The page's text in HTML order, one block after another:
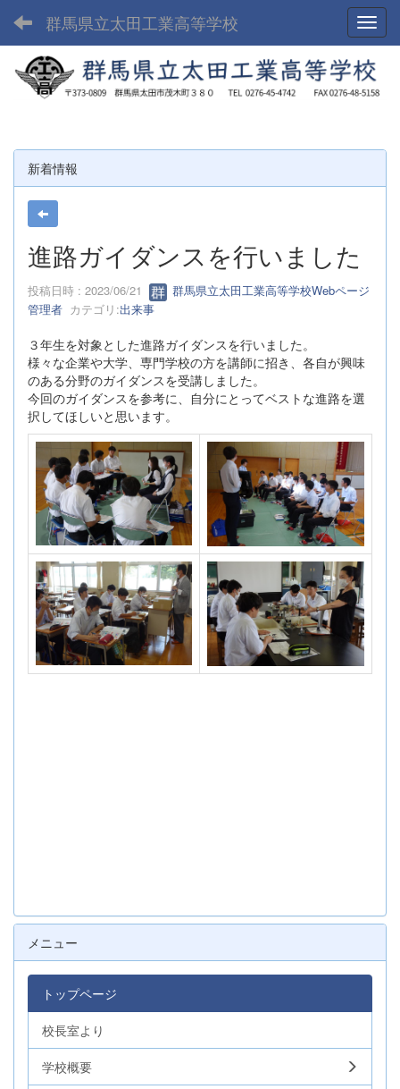
群馬県立太田工業高等学校
新着情報
進路ガイダンスを行いました
投稿日時 : 2023/06/21
群馬県立太田工業高等学校Webページ
管理者 カテゴリ:出来事
３年生を対象とした進路ガイダンスを行いました。
様々な企業や大学、専門学校の方を講師に招き、各自が興味
のある分野のガイダンスを受講しました。
今回のガイダンスを参考に、自分にとってベストな進路を選
択してほしいと思います。
メニュー
トップページ
校長室より
学校概要